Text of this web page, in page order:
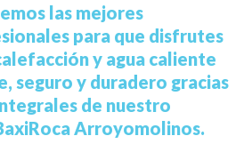
las mejores
para que disfrutes
y agua caliente
seguro y duradero gracias
de nuestro
Arroyomolinos.